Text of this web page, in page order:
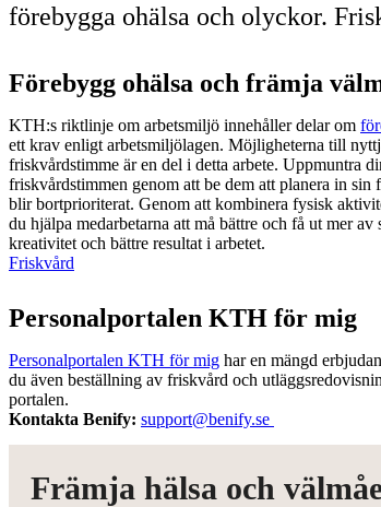
förebygga ohälsa och olyckor.
Förebygg ohälsa och främja
KTH:s riktlinje om arbetsmiljö innehåller delar om
ett krav enligt arbetsmiljölagen. Möjligheterna till
friskvårdstimme är en del i detta arbete. Uppmuntra
friskvårdstimmen genom att be dem att planera in sin
blir bortprioriterat. Genom att kombinera fysisk
du hjälpa medarbetarna att må bättre och få ut mer
kreativitet och bättre resultat i arbetet.
Friskvård
Personalportalen KTH för mig
Personalportalen KTH för mig har en mängd
du även beställning av friskvård och
portalen.
Kontakta Benify: support@benify.se
Främja hälsa och